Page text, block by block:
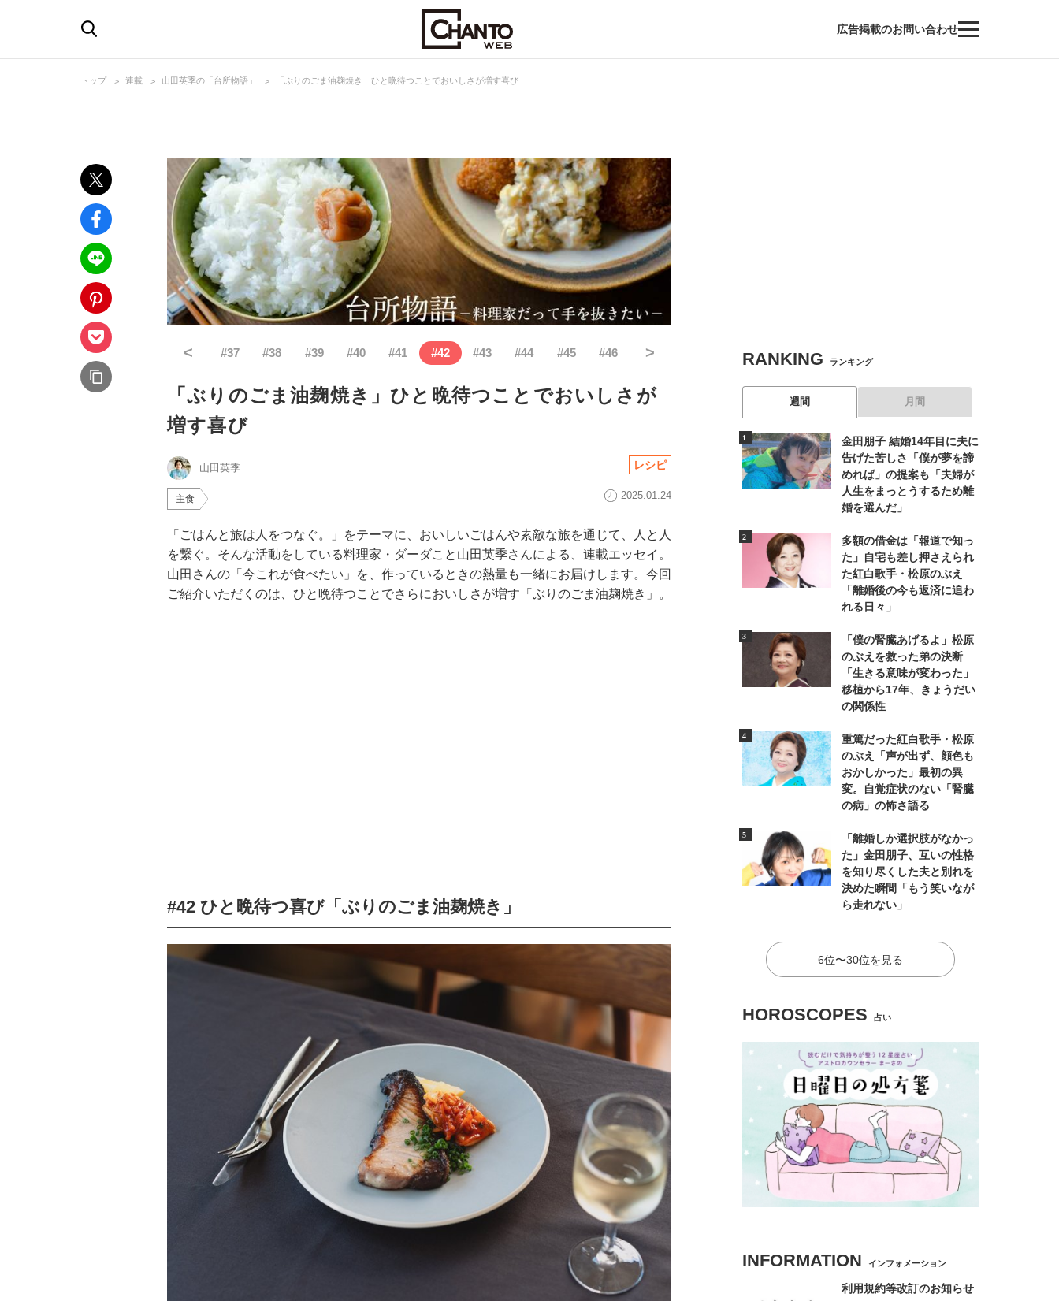
広告掲載のお問い合わせ
トップ 連載 山田英季の「台所物語」 「ぶりのごま油麹焼き」ひと晩待つことでおいしさが増す喜び
< #37 #38 #39 #40 #41 #42 #43 #44 #45 #46 >
「ぶりのごま油麹焼き」ひと晩待つことでおいしさが
増す喜び
山田英季 レシピ
主食 2025.01.24
「ごはんと旅は人をつなぐ。」をテーマに、おいしいごはんや素敵な旅を通じて、人と人
を繋ぐ。そんな活動をしている料理家・ダーダこと山田英季さんによる、連載エッセイ。
山田さんの「今これが食べたい」を、作っているときの熱量も一緒にお届けします。今回
ご紹介いただくのは、ひと晩待つことでさらにおいしさが増す「ぶりのごま油麹焼き」。
#42 ひと晩待つ喜び「ぶりのごま油麹焼き」
RANKING ランキング
週間 月間
金田朋子 結婚14年目に夫に
告げた苦しさ「僕が夢を諦
めれば」の提案も「夫婦が
人生をまっとうするため離
婚を選んだ」
多額の借金は「報道で知っ
た」自宅も差し押さえられ
た紅白歌手・松原のぶえ
「離婚後の今も返済に追わ
れる日々」
「僕の腎臓あげるよ」松原
のぶえを救った弟の決断
「生きる意味が変わった」
移植から17年、きょうだい
の関係性
重篤だった紅白歌手・松原
のぶえ「声が出ず、顔色も
おかしかった」最初の異
変。自覚症状のない「腎臓
の病」の怖さ語る
「離婚しか選択肢がなかっ
た」金田朋子、互いの性格
を知り尽くした夫と別れを
決めた瞬間「もう笑いなが
ら走れない」
6位〜30位を見る
HOROSCOPES 占い
INFORMATION インフォメーション
利用規約等改訂のお知らせ